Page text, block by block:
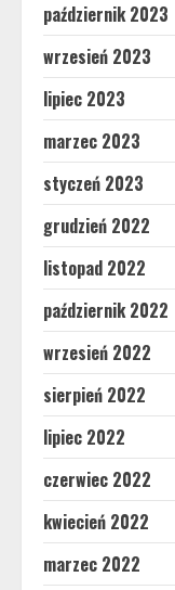
październik 2023
wrzesień 2023
lipiec 2023
marzec 2023
styczeń 2023
grudzień 2022
listopad 2022
październik 2022
wrzesień 2022
sierpień 2022
lipiec 2022
czerwiec 2022
kwiecień 2022
marzec 2022